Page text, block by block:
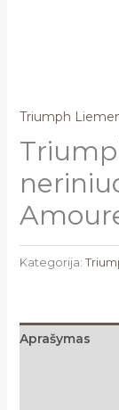
Triumph
Kategorija:
Aprašymas